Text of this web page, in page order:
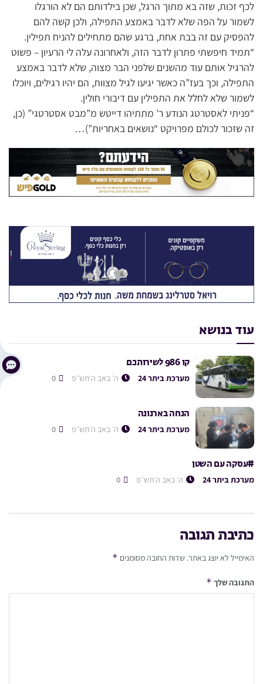
לכף זכות, שזה בא מתוך הרגל, שכן בילדותם הם לא הורגלו
לשמור על הפה שלא לדבר באמצע התפילה, ולכן קשה להם
להפסיק עם זה בבת אחת, ברגע שהם מתחילים להניח תפילין.
“תמיד חיפשתי פתרון לדבר הזה, ולאחרונה עלה לי הרעיון – פשוט
להרגיל אותם עוד מהשנים שלפני הבר מצוה, שלא לדבר באמצע
התפילה, וכך בעז”ה כאשר יגיעו לגיל מצוות, הם יהיו רגילים, ויוכלו
לשמור שלא לחלל את התפילין עם דיבורי חולין.
“פניתי לאסטרטג הנודע ר’ מתתיהו דייטש מ”מבט אסטרטגי” (כן,
זה שזכור לכולם מפרויקט “נושאים באחריות”)…
עוד בנושא
קו 986 לשירותכם
מערכת ביתר 24 ה׳ באב ה׳תש״פ
הנחה בארנונה
מערכת ביתר 24 ה׳ באב ה׳תש״פ
#עסקה עם השטן
מערכת ביתר 24 ה׳ באב ה׳תש״פ
כתיבת תגובה
האימייל לא יוצג באתר. שדות החובה מסומנים *
התגובה שלך *